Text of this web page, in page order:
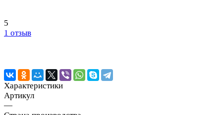
5
1 отзыв
Характеристики
Артикул
—